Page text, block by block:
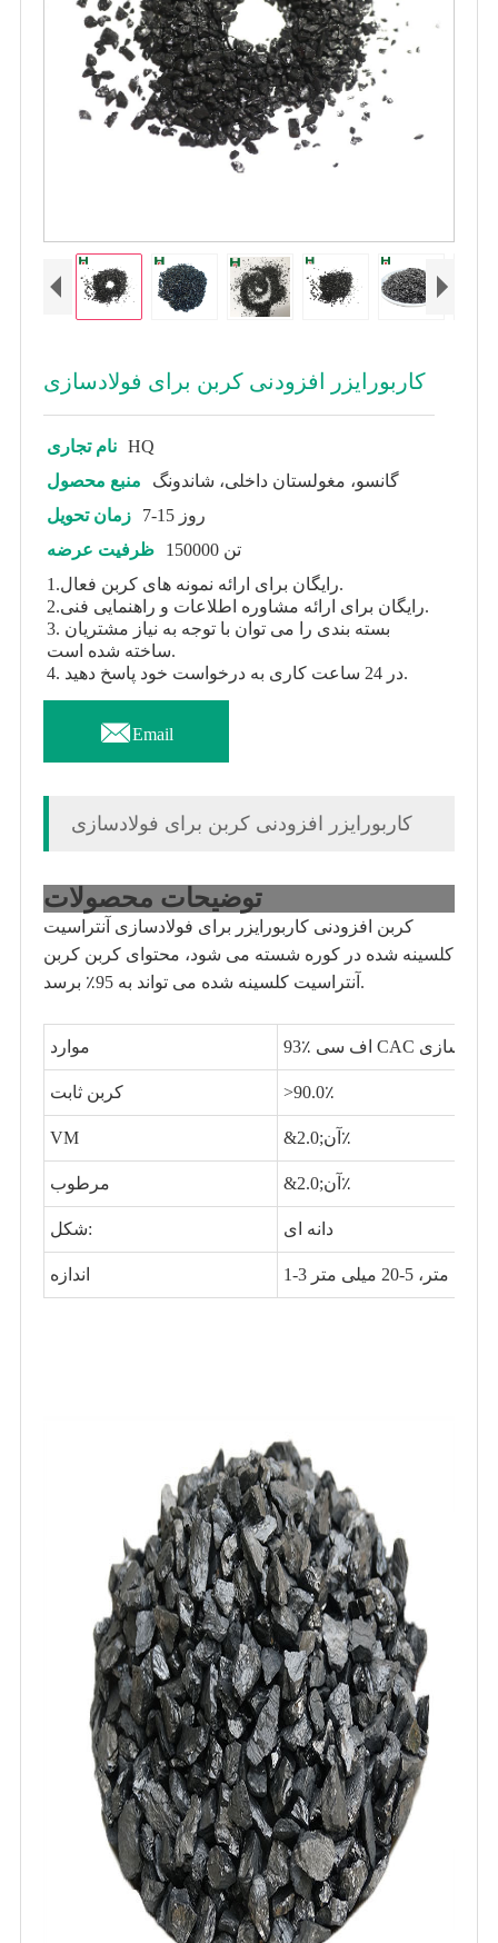
کاربورایزر افزودنی کربن برای فولادسازی
نام تجاری HQ
منبع محصول
گانسو، مغولستان داخلی، شاندونگ
زمان تحویل
7-15 روز
ظرفیت عرضه
150000 تن
1.رایگان برای ارائه نمونه های کربن فعال.
2.رایگان برای ارائه مشاوره اطلاعات و راهنمایی فنی.
3. بسته بندی را می توان با توجه به نیاز مشتریان
ساخته شده است.
4. در 24 ساعت کاری به درخواست خود پاسخ دهید.
Email
کاربورایزر افزودنی کربن برای فولادسازی
توضیحات محصولات
کربن افزودنی کاربورایزر برای فولادسازی آنتراسیت
کلسینه شده در کوره شسته می شود، محتوای کربن کربن
آنتراسیت کلسینه شده می تواند به 95٪ برسد.
موارد
کربن ثابت >90.0٪
VM &آن;2.0٪
مرطوب &آن;2.0٪
شکل: دانه ای
اندازه